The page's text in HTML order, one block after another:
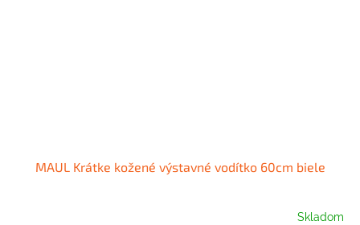
MAUL Krátke kožené výstavné vodítko 60cm biele
Skladom